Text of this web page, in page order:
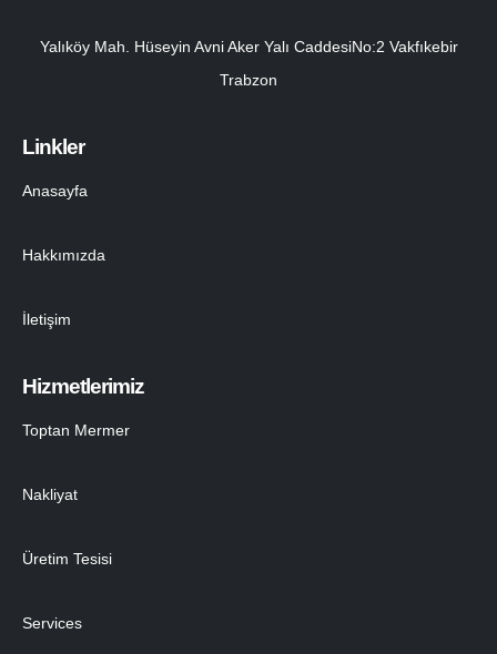
Yalıköy Mah. Hüseyin Avni Aker Yalı CaddesiNo:2 Vakfıkebir
Trabzon
Linkler
Anasayfa
Hakkımızda
İletişim
Hizmetlerimiz
Toptan Mermer
Nakliyat
Üretim Tesisi
Services